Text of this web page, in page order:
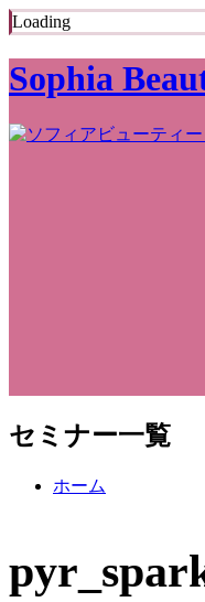
Loading
Sophia
セミナー一覧
ホーム